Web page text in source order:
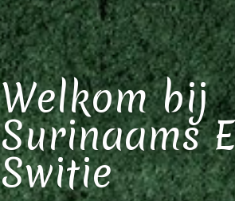
Welkom bij
Surinaams
Switie